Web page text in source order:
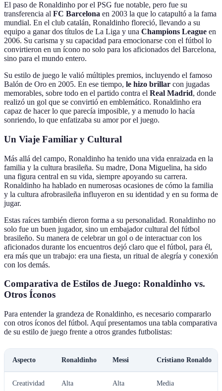
El paso de Ronaldinho por el PSG fue notable, pero fue su
transferencia al FC Barcelona en 2003 la que lo catapultó a la fama
mundial. En el club catalán, Ronaldinho floreció, llevando a su
equipo a ganar dos títulos de La Liga y una Champions League en
2006. Su carisma y su capacidad para emocionarse con el fútbol lo
convirtieron en un ícono no solo para los aficionados del Barcelona,
sino para el mundo entero.
Su estilo de juego le valió múltiples premios, incluyendo el famoso
Balón de Oro en 2005. En ese tiempo, le hizo brillar con jugadas
memorables, sobre todo en el partido contra el Real Madrid, donde
realizó un gol que se convirtió en emblemático. Ronaldinho era
capaz de hacer lo que parecía imposible, y a menudo lo hacía
sonriendo, lo que enfatizaba su amor por el juego.
Un Viaje Familiar y Cultural
Más allá del campo, Ronaldinho ha tenido una vida enraizada en la
familia y la cultura brasileña. Su madre, Dona Miguelina, ha sido
una figura central en su vida, siempre apoyando su carrera.
Ronaldinho ha hablado en numerosas ocasiones de cómo la familia
y la cultura afrobrasileña influyeron en su identidad y en su forma de
jugar.
Estas raíces también dieron forma a su personalidad. Ronaldinho no
solo fue un buen jugador, sino un embajador cultural del fútbol
brasileño. Su manera de celebrar un gol o de interactuar con los
aficionados durante los encuentros dejó claro que el fútbol, para él,
era más que un trabajo: era una fiesta, un ritual de alegría y conexión
con los demás.
Comparativa de Estilos de Juego: Ronaldinho vs.
Otros Íconos
Para entender la grandeza de Ronaldinho, es necesario compararlo
con otros íconos del fútbol. Aquí presentamos una tabla comparativa
de su estilo de juego frente a otros grandes futbolistas:
Aspecto Ronaldinho Messi Cristiano Ronaldo
Creatividad Alta Alta Media